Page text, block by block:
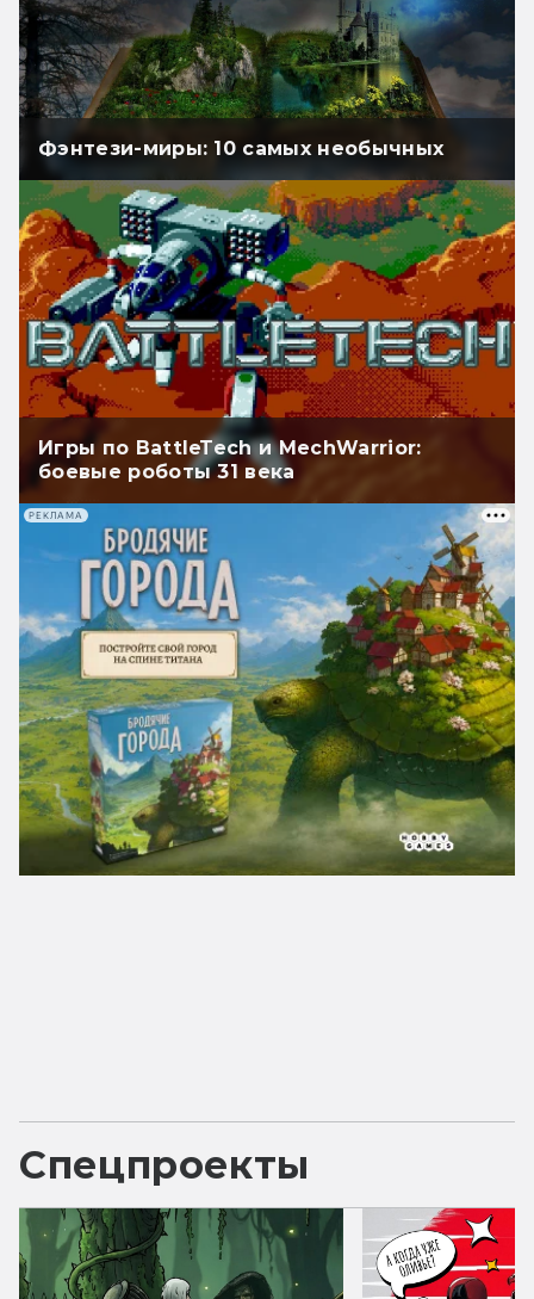
Фэнтези-миры: 10 самых необычных
Игры по BattleTech и MechWarrior:
боевые роботы 31 века
РЕКЛАМА
Спецпроекты